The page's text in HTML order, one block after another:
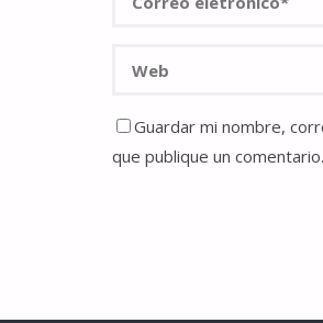
Guardar mi nombre,
que publique un comentario.